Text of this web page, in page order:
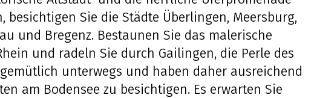
besichtigen Sie die Städte Überlingen, Meersburg,
und Bregenz. Bestaunen Sie das malerische
und radeln Sie durch Gailingen, die Perle des
unterwegs und haben daher ausreichend
am Bodensee zu besichtigen. Es erwarten Sie